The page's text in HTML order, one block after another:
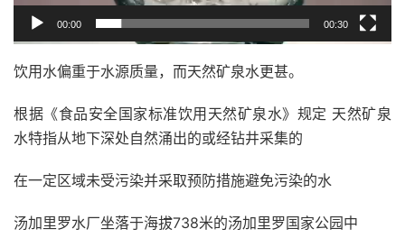
00:00 00:30
饮用水偏重于水源质量，而天然矿泉水更甚。
根据《食品安全国家标准饮用天然矿泉水》规定 天然矿泉
水特指从地下深处自然涌出的或经钻井采集的
在一定区域未受污染并采取预防措施避免污染的水
汤加里罗水厂坐落于海拔738米的汤加里罗国家公园中